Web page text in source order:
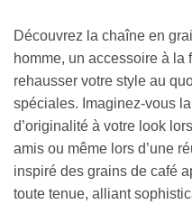
Découvrez la chaîne en
homme, un accessoire à la
rehausser votre style au
spéciales. Imaginez-vous
d’originalité à votre look
amis ou même lors d’une
inspiré des grains de café
toute tenue, alliant